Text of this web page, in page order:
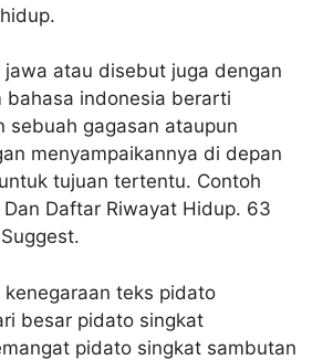
atau disebut juga dengan
bahasa indonesia berarti
sebuah gagasan ataupun
menyampaikannya di depan
tujuan tertentu. Contoh
Dan Daftar Riwayat Hidup. 63
teks pidato
besar pidato singkat
pidato singkat sambutan